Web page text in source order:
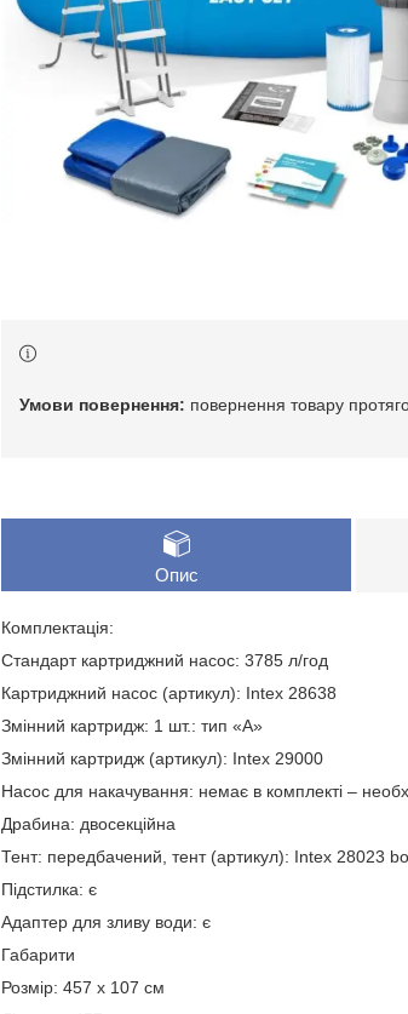
повернення товару
Опис
Комплектація:
Стандарт картриджний насос: 3785 л/год
Картриджний насос (артикул): Intex 28638
Змінний картридж: 1 шт.: тип «А»
Змінний картридж (артикул): Intex 29000
Насос для накачування: немає в комплекті –
Драбина: двосекційна
Тент: передбачений, тент (артикул): Intex 28023
Підстилка: є
Адаптер для зливу води: є
Габарити
Розмір: 457 х 107 см